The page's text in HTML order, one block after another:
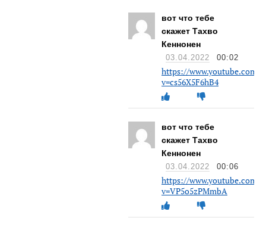
вот что тебе
скажет Тахво
Кеннонен
03.04.2022 00:02
https://www.youtube.com/
v=cs56X5F6hB4
вот что тебе
скажет Тахво
Кеннонен
03.04.2022 00:06
https://www.youtube.com/
v=VP5o5zPMmbA